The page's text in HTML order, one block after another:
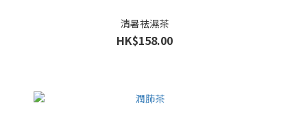
清暑祛濕茶
HK$158.00